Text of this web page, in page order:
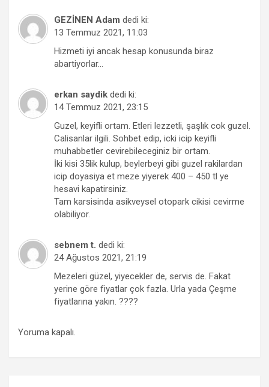
GEZİNEN Adam dedi ki:
13 Temmuz 2021, 11:03
Hizmeti iyi ancak hesap konusunda biraz
abartiyorlar…
erkan saydik dedi ki:
14 Temmuz 2021, 23:15
Guzel, keyifli ortam. Etleri lezzetli, şaşlık cok guzel.
Calisanlar ilgili. Sohbet edip, icki icip keyifli
muhabbetler cevirebileceginiz bir ortam.
İki kisi 35lik kulup, beylerbeyi gibi guzel rakilardan
icip doyasiya et meze yiyerek 400 – 450 tl ye
hesavi kapatirsiniz.
Tam karsisinda asikveysel otopark cikisi cevirme
olabiliyor.
sebnem t. dedi ki:
24 Ağustos 2021, 21:19
Mezeleri güzel, yiyecekler de, servis de. Fakat
yerine göre fiyatlar çok fazla. Urla yada Çeşme
fiyatlarına yakın. ????
Yoruma kapalı.